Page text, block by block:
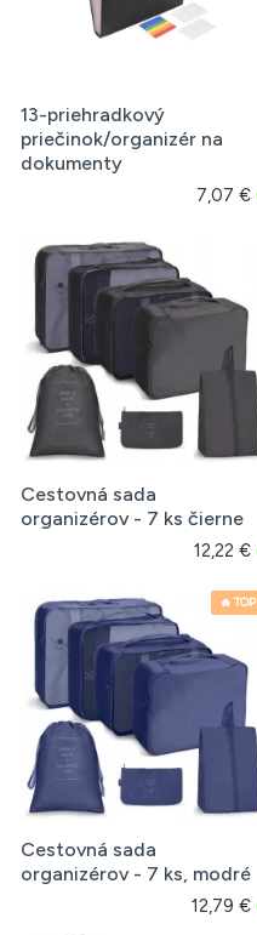
13-priehradkový
priečinok/organizér na
dokumenty
7,07 €
Cestovná sada
organizérov - 7 ks čierne
12,22 €
🔥 TOP
Cestovná sada
organizérov - 7 ks, modré
12,79 €